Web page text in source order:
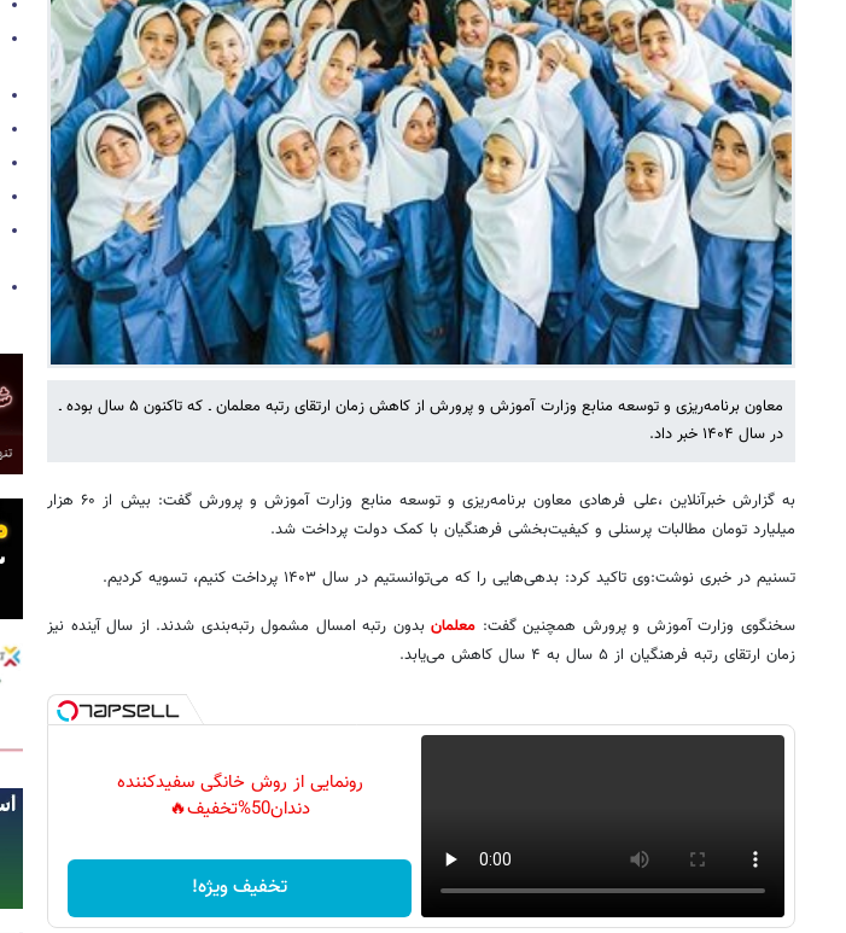
معاون برنامه‌ریزی و توسعه منابع وزارت آموزش و پرورش از کاهش زمان ارتقای رتبه معلمان ـ که تاکنون ۵ سال بوده ـ
در سال ۱۴۰۴ خبر داد.
به گزارش خبرآنلاین ،علی فرهادی معاون برنامه‌ریزی و توسعه منابع وزارت آموزش و پرورش گفت: بیش از ۶۰ هزار
میلیارد تومان مطالبات پرسنلی و کیفیت‌بخشی فرهنگیان با کمک دولت پرداخت شد.
تسنیم در خبری نوشت:وی تاکید کرد: بدهی‌هایی را که می‌توانستیم در سال ۱۴۰۳ پرداخت کنیم، تسویه کردیم.
سخنگوی وزارت آموزش و پرورش همچنین گفت: معلمانبدون رتبه امسال مشمول رتبه‌بندی شدند. از سال آینده نیز
زمان ارتقای رتبه فرهنگیان از ۵ سال به ۴ سال کاهش می‌یابد.
رونمایی از روش خانگی سفیدکننده
دندان50%تخفیف🔥
تخفیف ویژه!